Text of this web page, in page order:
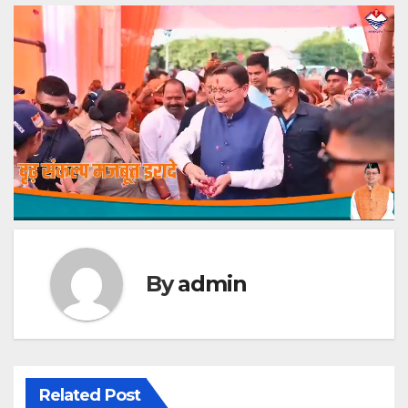
Byadmin
Related Post